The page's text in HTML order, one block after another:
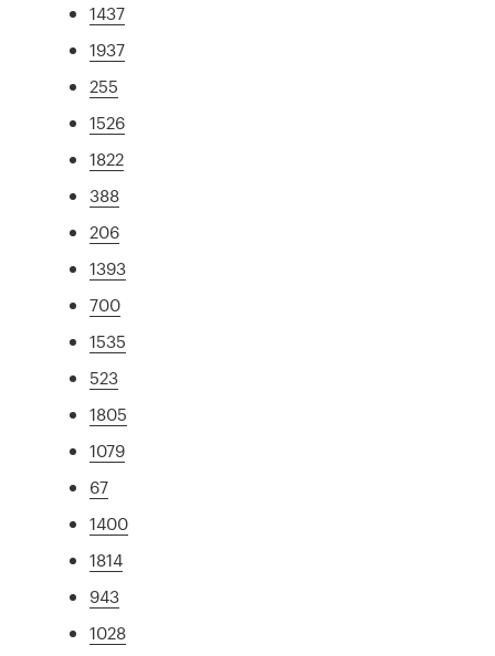
1437
1937
255
1526
1822
388
206
1393
700
1535
523
1805
1079
67
1400
1814
943
1028